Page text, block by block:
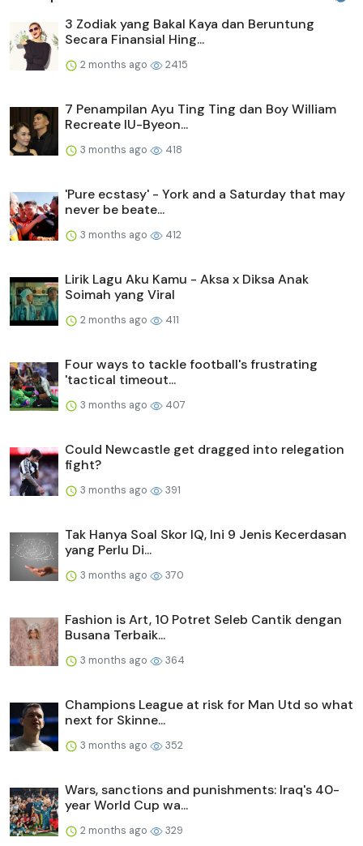
3 Zodiak yang Bakal Kaya dan Beruntung
Secara Finansial Hing...
2 months ago 2415
7 Penampilan Ayu Ting Ting dan Boy William
Recreate IU-Byeon...
3 months ago 418
'Pure ecstasy' - York and a Saturday that may
never be beate...
3 months ago 412
Lirik Lagu Aku Kamu - Aksa x Diksa Anak
Soimah yang Viral
2 months ago 411
Four ways to tackle football's frustrating
'tactical timeout...
3 months ago 407
Could Newcastle get dragged into relegation
fight?
3 months ago 391
Tak Hanya Soal Skor IQ, Ini 9 Jenis Kecerdasan
yang Perlu Di...
3 months ago 370
Fashion is Art, 10 Potret Seleb Cantik dengan
Busana Terbaik...
3 months ago 364
Champions League at risk for Man Utd so what
next for Skinne...
3 months ago 352
Wars, sanctions and punishments: Iraq's 40-
year World Cup wa...
2 months ago 329